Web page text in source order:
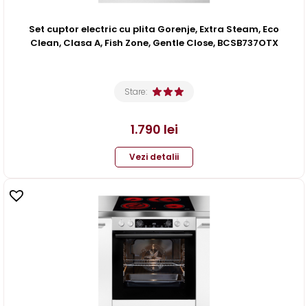
Set cuptor electric cu plita Gorenje, Extra Steam, Eco
Clean, Clasa A, Fish Zone, Gentle Close, BCSB737OTX
Stare:
1.790 lei
Vezi detalii